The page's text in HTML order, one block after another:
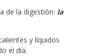
de la digestión: la
y líquidos
el día.